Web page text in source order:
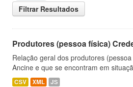
Filtrar Resultados
Produtores (pessoa física)
Relação geral dos produtores
Ancine e que se encontram em
CSV XML JS